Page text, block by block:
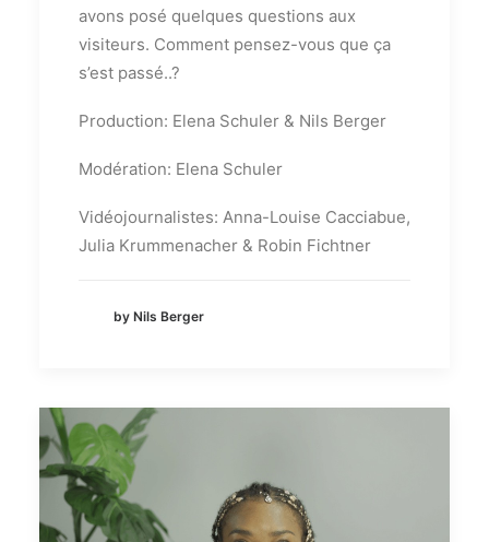
avons posé quelques questions aux
visiteurs. Comment pensez-vous que ça
s’est passé..?
Production: Elena Schuler & Nils Berger
Modération: Elena Schuler
Vidéojournalistes: Anna-Louise Cacciabue,
Julia Krummenacher & Robin Fichtner
by Nils Berger